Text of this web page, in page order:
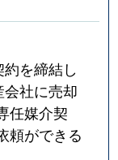
を締結し
社に売却
任媒介契
頼ができる